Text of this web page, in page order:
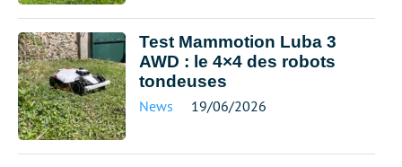
Test Mammotion Luba 3
AWD : le 4×4 des robots
tondeuses
News 19/06/2026